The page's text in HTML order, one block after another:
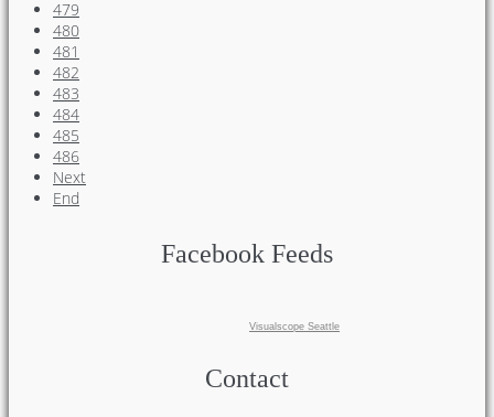
479
480
481
482
483
484
485
486
Next
End
Facebook Feeds
Visualscope Seattle
Contact